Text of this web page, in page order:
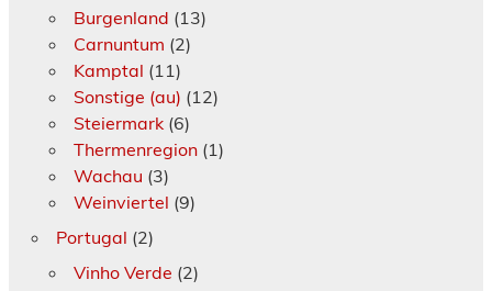
Burgenland (13)
Carnuntum (2)
Kamptal (11)
Sonstige (au) (12)
Steiermark(6)
Thermenregion(1)
Wachau (3)
Weinviertel (9)
Portugal (2)
Vinho Verde (2)